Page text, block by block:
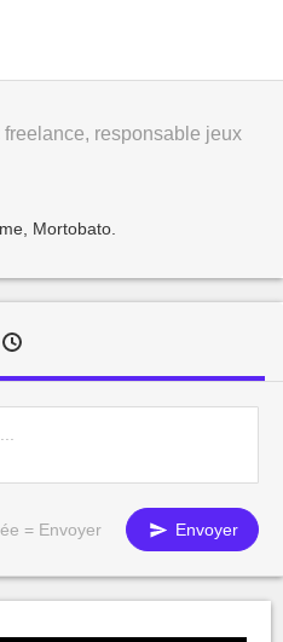
freelance, responsable jeux
Mortobato.
= Envoyer Envoyer